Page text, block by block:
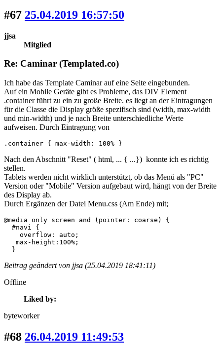
#67 25.04.2019 16:57:50
jjsa
Mitglied
Re: Caminar (Templated.co)
Ich habe das Template Caminar auf eine Seite eingebunden.
Auf ein Mobile Geräte gibt es Probleme, das DIV Element
.container führt zu ein zu große Breite. es liegt an der Eintragungen
für die Classe die Display größe spezifisch sind (width, max-width
und min-width) und je nach Breite unterschiedliche Werte
aufweisen. Durch Eintragung von
.container { max-width: 100% }
Nach den Abschnitt "Reset" ( html, ... { ...}) konnte ich es richtig
stellen.
Tablets werden nicht wirklich unterstützt, ob das Menü als "PC"
Version oder "Mobile" Version aufgebaut wird, hängt von der Breite
des Display ab.
Durch Ergänzen der Datei Menu.css (Am Ende) mit;
@media only screen and (pointer: coarse) {
  #navi {
    overflow: auto;
   max-height:100%;
  }
Beitrag geändert von jjsa (25.04.2019 18:41:11)
Offline
Liked by:
byteworker
#68 26.04.2019 11:49:53